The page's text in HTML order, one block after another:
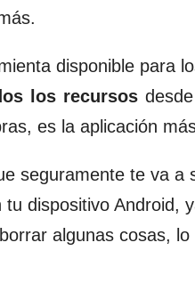
disponible para
los recursos
es la aplicación
seguramente te va a
tu dispositivo Android,
algunas cosas,